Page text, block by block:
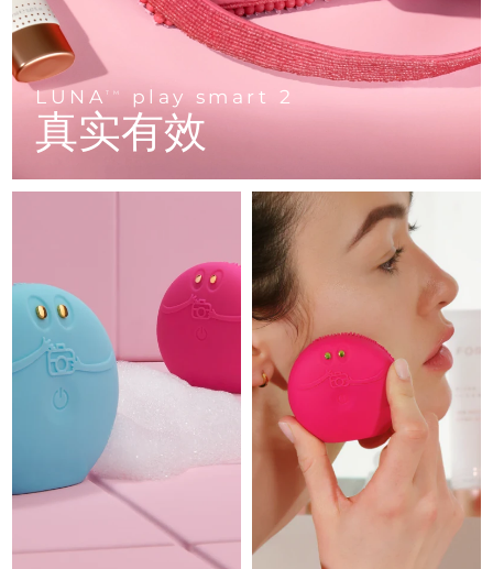
LUNATM play smart 2
真实有效
ESPADA™ 设备
All acne treatment devices
眼部护理设备
All revitalizing eye massagers
KIWI™ 皮肤护理
Advanced pore care essentials
LUNA™ Dual-Peptide Scalp
For healthy hair
issa™ Teeth Whitening Gel
18% PAP
护肤品 男士
FOREO APP
关于我们
马恩岛
以色列 预计送达日期8/16/26
意大利
日本 预计送达日期8/15/26
预计送达日期 8/17/26
哈萨克斯坦 8/14/26
科威特 预计送达日期 8/12/26
拉脱维亚 预计送达日期 8/12/26
预计送达日期 8/13/26
立陶宛 预计送达日期 8/12/26
卢森堡 预计送达日期 8/12/26